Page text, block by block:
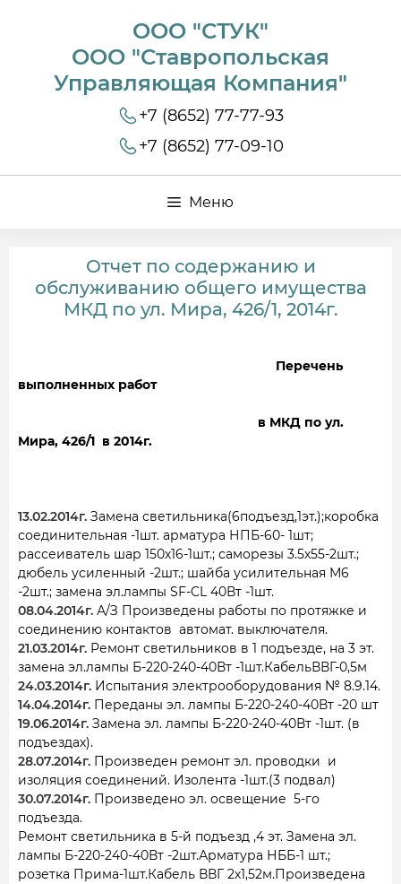
ООО "СТУК"
ООО "Ставропольская
Управляющая Компания"
+7 (8652) 77-77-93
+7 (8652) 77-09-10
Меню
Отчет по содержанию и
обслуживанию общего имущества
МКД по ул. Мира, 426/1, 2014г.
Перечень
выполненных работ
в МКД по ул.
Мира, 426/1 в 2014г.
13.02.2014г. Замена светильника(6подъезд,1эт.);коробка
соединительная -1шт. арматура НПБ-60- 1шт;
рассеиватель шар 150х16-1шт.; саморезы 3.5х55-2шт.;
дюбель усиленный -2шт.; шайба усилительная М6
-2шт.; замена эл.лампы SF-CL 40Вт -1шт.
08.04.2014г. А/З Произведены работы по протяжке и
соединению контактов автомат. выключателя.
21.03.2014г. Ремонт светильников в 1 подъезде, на 3 эт.
замена эл.лампы Б-220-240-40Вт -1шт.КабельВВГ-0,5м
24.03.2014г. Испытания электрооборудования № 8.9.14.
14.04.2014г. Переданы эл. лампы Б-220-240-40Вт -20 шт
19.06.2014г. Замена эл. лампы Б-220-240-40Вт -1шт. (в
подъездах).
28.07.2014г. Произведен ремонт эл. проводки и
изоляция соединений. Изолента -1шт.(3 подвал)
30.07.2014г. Произведено эл. освещение 5-го
подъезда.
Ремонт светильника в 5-й подъезд ,4 эт. Замена эл.
лампы Б-220-240-40Вт -2шт.Арматура НББ-1 шт.;
розетка Прима-1шт.Кабель ВВГ 2х1,52м.Произведена